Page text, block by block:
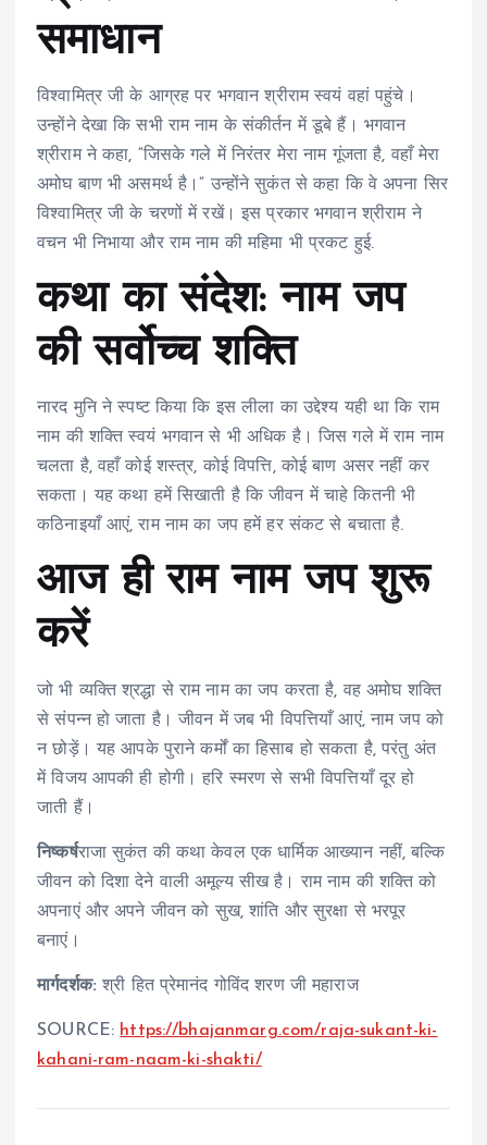
समाधान
विश्वामित्र जी के आग्रह पर भगवान श्रीराम स्वयं वहां पहुंचे।
उन्होंने देखा कि सभी राम नाम के संकीर्तन में डूबे हैं। भगवान
श्रीराम ने कहा, “जिसके गले में निरंतर मेरा नाम गूंजता है, वहाँ मेरा
अमोघ बाण भी असमर्थ है।” उन्होंने सुकंत से कहा कि वे अपना सिर
विश्वामित्र जी के चरणों में रखें। इस प्रकार भगवान श्रीराम ने
वचन भी निभाया और राम नाम की महिमा भी प्रकट हुई.
कथा का संदेश: नाम जप
की सर्वोच्च शक्ति
नारद मुनि ने स्पष्ट किया कि इस लीला का उद्देश्य यही था कि राम
नाम की शक्ति स्वयं भगवान से भी अधिक है। जिस गले में राम नाम
चलता है, वहाँ कोई शस्त्र, कोई विपत्ति, कोई बाण असर नहीं कर
सकता। यह कथा हमें सिखाती है कि जीवन में चाहे कितनी भी
कठिनाइयाँ आएं, राम नाम का जप हमें हर संकट से बचाता है.
आज ही राम नाम जप शुरू
करें
जो भी व्यक्ति श्रद्धा से राम नाम का जप करता है, वह अमोघ शक्ति
से संपन्न हो जाता है। जीवन में जब भी विपत्तियाँ आएं, नाम जप को
न छोड़ें। यह आपके पुराने कर्मों का हिसाब हो सकता है, परंतु अंत
में विजय आपकी ही होगी। हरि स्मरण से सभी विपत्तियाँ दूर हो
जाती हैं।
निष्कर्षराजा सुकंत की कथा केवल एक धार्मिक आख्यान नहीं, बल्कि
जीवन को दिशा देने वाली अमूल्य सीख है। राम नाम की शक्ति को
अपनाएं और अपने जीवन को सुख, शांति और सुरक्षा से भरपूर
बनाएं।
मार्गदर्शक: श्री हित प्रेमानंद गोविंद शरण जी महाराज
SOURCE: https://bhajanmarg.com/raja-sukant-ki-
kahani-ram-naam-ki-shakti/